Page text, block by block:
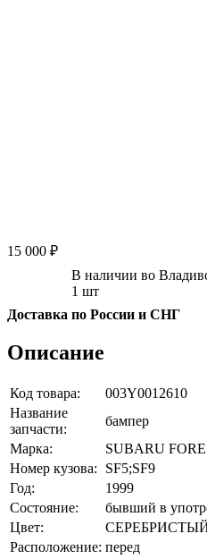
15 000 ₽
В наличии во
1 шт
Доставка по России и СНГ
Описание
Код товара:
003Y0012610
Название
запчасти:
бампер
Марка:
SUBARU
Номер кузова:
SF5;SF9
Год:
1999
Состояние:
бывший в
Цвет:
Расположение: перед